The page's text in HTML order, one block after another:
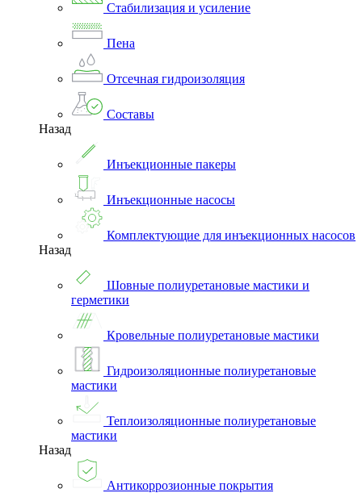
Стабилизация и усиление
Пена
Отсечная гидроизоляция
Составы
Назад
Инъекционные пакеры
Инъекционные насосы
Комплектующие для инъекционных насосов
Назад
Шовные полиуретановые мастики и
герметики
Кровельные полиуретановые мастики
Гидроизоляционные полиуретановые
мастики
Теплоизоляционные полиуретановые
мастики
Назад
Антикоррозионные покрытия